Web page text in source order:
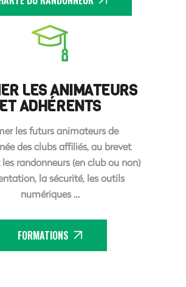
LES ANIMATEURS
ET ADHÉRENTS
les futurs animateurs de
des clubs affiliés, au brevet
randonneurs (en club ou non)
la sécurité, les outils
numériques …
FORMATIONS